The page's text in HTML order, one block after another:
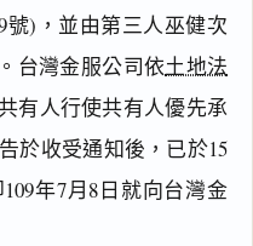
號)，並由第三人巫健次
台灣金服公司依土地法
有人行使共有人優先承
於收受通知後，已於15
年7月8日就向台灣金